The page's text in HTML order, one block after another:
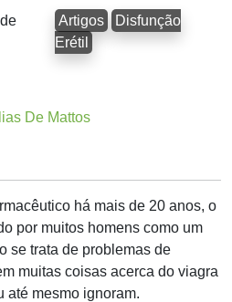
Artigos
Disfunção
Erétil
De Mattos
há mais de 20 anos, o
por muitos homens como um
se trata de problemas de
muitas coisas acerca do viagra
até mesmo ignoram.